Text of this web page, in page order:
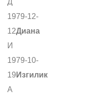
Д
1979-12-
12Диана
И
1979-10-
19 Изгилик
А